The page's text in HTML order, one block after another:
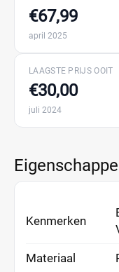
€67,99
april 2025
LAAGSTE PRIJS OOIT
€30,00
juli 2024
Kenmerken
Materiaal